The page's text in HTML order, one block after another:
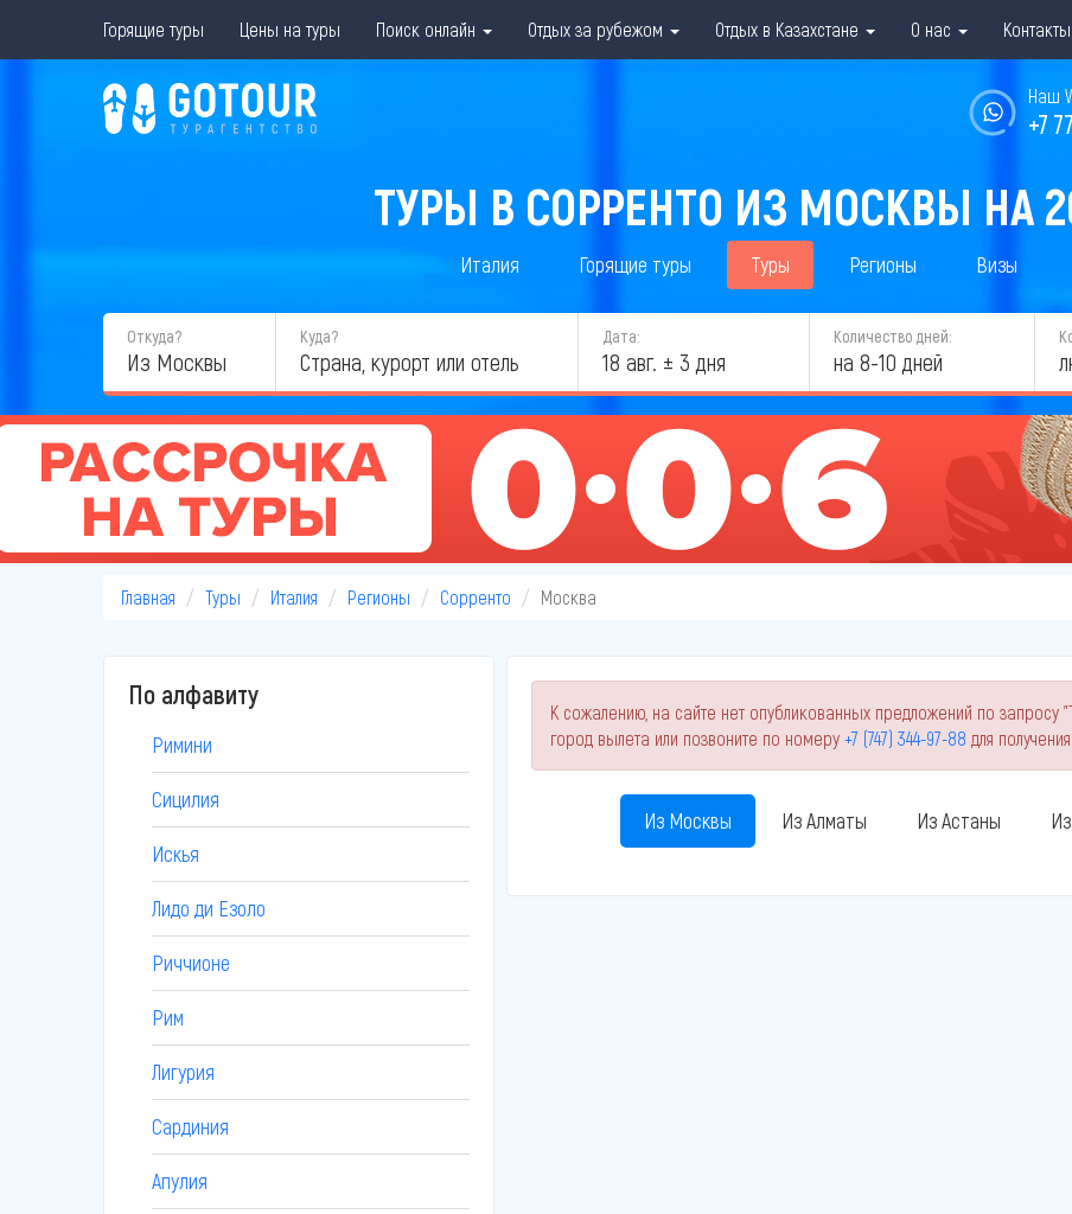
Горящие туры Цены на туры Поиск онлайн Отдых за рубежом Отдых в Казахстане О нас Контакты
Наш
+7
ТУРЫ В СОРРЕНТО ИЗ МОСКВЫ НА
Италия Горящие туры Туры Регионы Визы
Откуда?
Из Москвы
Куда? Дата:
18 авг. ± 3 дня
Количество дней:
на 8-10 дней
Главная Туры Италия Регионы Сорренто Москва
По алфавиту
Римини
Сицилия
Искья
Лидо ди Езоло
Риччионе
Рим
Лигурия
Сардиния
Апулия
К сожалению, на сайте нет опубликованных предложений по
город вылета или позвоните по номеру +7 (747) 344-97-88 для
Из Москвы Из Алматы Из Астаны